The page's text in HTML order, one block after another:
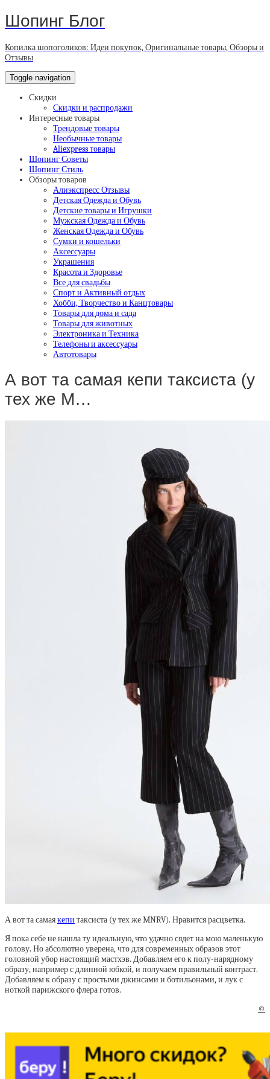
Шопинг Блог
Копилка шопоголиков: Идеи покупок, Оригинальные товары, Обзоры и
Отзывы
Toggle navigation
Скидки
Скидки и распродажи
Интересные товары
Трендовые товары
Необычные товары
Aliexpress товары
Шопинг Советы
Шопинг Стиль
Обзоры товаров
Алиэкспресс Отзывы
Детская Одежда и Обувь
Детские товары и Игрушки
Мужская Одежда и Обувь
Женская Одежда и Обувь
Сумки и кошельки
Аксессуары
Украшения
Красота и Здоровье
Все для свадьбы
Спорт и Активный отдых
Хобби, Творчество и Канцтовары
Товары для дома и сада
Товары для животных
Электроника и Техника
Телефоны и аксессуары
Автотовары
А вот та самая кепи таксиста (у
тех же M…
А вот та самаякепи таксиста (у тех же MNRV). Нравится расцветка.
Я пока себе не нашла ту идеальную, что удачно сядет на мою маленькую
голову. Но абсолютно уверена, что для современных образов этот
головной убор настоящий мастхэв. Добавляем его к полу-нарядному
образу, например с длинной юбкой, и получаем правильный контраст.
Добавляем к образу с простыми джинсами и ботильонами, и лук с
ноткой парижского флера готов.
©